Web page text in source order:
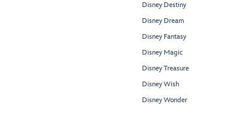
Disney Destiny
Disney Dream
Disney Fantasy
Disney Magic
Disney Treasure
Disney Wish
Disney Wonder